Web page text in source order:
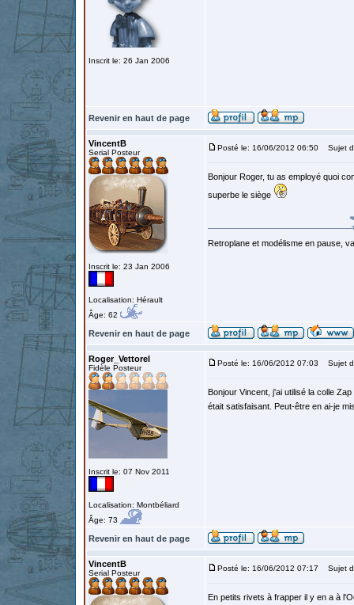
Inscrit le: 26 Jan 2006
Revenir en haut de page
VincentB
Serial Posteur
Inscrit le: 23 Jan 2006
Localisation: Hérault
Âge: 62
Posté le: 16/06/2012 06:50 Sujet
Bonjour Roger, tu as employé quoi
superbe le siège
Retroplane et modélisme en pause,
Revenir en haut de page
Roger_Vettorel
Fidèle Posteur
Inscrit le: 07 Nov 2011
Localisation: Montbéliard
Âge: 73
Posté le: 16/06/2012 07:03 Sujet
Bonjour Vincent, j'ai utilisé la colle
était satisfaisant. Peut-être en ai-je
Revenir en haut de page
VincentB
Serial Posteur
Posté le: 16/06/2012 07:17 Sujet
En petits rivets à frapper il y en a à